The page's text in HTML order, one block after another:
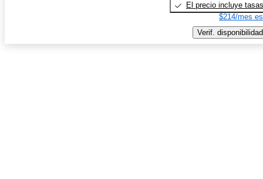
El precio incluye tasas
$214/mes
Verif. disponibilidad